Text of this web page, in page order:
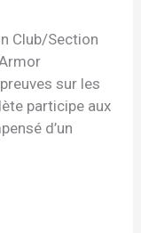
Club/Section
sur les
participe aux
d’un